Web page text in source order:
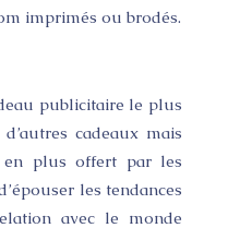
imprimés ou brodés.
publicitaire le plus
cadeaux mais
plus offert par les
les tendances
avec le monde